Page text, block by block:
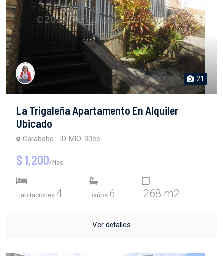
21
La Trigaleña Apartamento En Alquiler
Ubicado
Carabobo ID-MIO: 30ee
$ 1,200/Mes
Habitaciones 4 Baños 6 268 m2
Ver detalles